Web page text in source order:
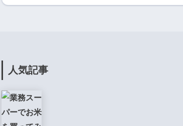
人気記事